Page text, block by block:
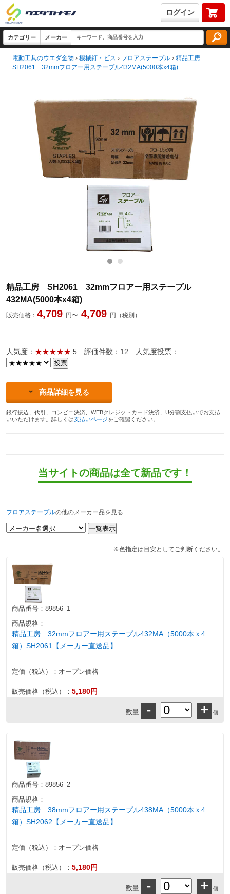
ログイン
電動工具のウエダ金物 › 機械釘・ビス › フロアステープル › 精品工房
SH2061 32mmフロアー用ステープル432MA(5000本x4箱)
精品工房 SH2061 32mmフロアー用ステープル
432MA(5000本x4箱)
販売価格： 4,709 円〜 4,709 円（税別）
人気度： ★★★★★ 5 評価件数：12 人気度投票：
商品詳細を見る
銀行振込、代引、コンビニ決済、WEBクレジットカード決済、U分割支払いでお支払
いいただけます。詳しくは支払いページをご確認ください。
当サイトの商品は全て新品です！
フロアステープルの他のメーカー品を見る
※色指定は目安としてご判断ください。
商品番号： 89856_1
商品規格：
精品工房 32mmフロアー用ステープル432MA（5000本ｘ4
箱）SH2061【メーカー直送品】
定価（税込）： オープン価格
販売価格（税込）： 5,180円
数量 - + 個
商品番号： 89856_2
商品規格：
精品工房 38mmフロアー用ステープル438MA（5000本ｘ4
箱）SH2062【メーカー直送品】
定価（税込）： オープン価格
販売価格（税込）： 5,180円
数量 - + 個